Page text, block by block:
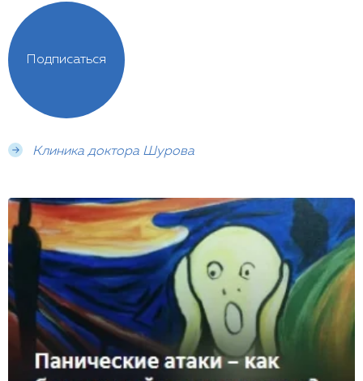
Клиника доктора Шурова
Подписаться